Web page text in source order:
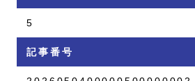
5
記事番号